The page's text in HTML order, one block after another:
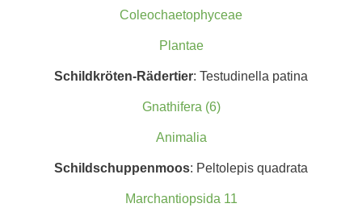
Coleochaetophyceae
Plantae
Schildkröten-Rädertier: Testudinella patina
Gnathifera (6)
Animalia
Schildschuppenmoos: Peltolepis quadrata
Marchantiopsida 11